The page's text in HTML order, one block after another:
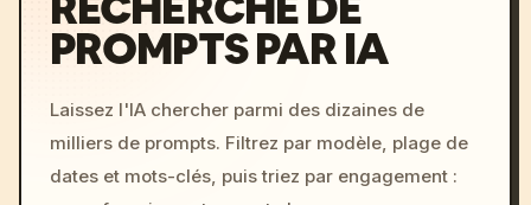
PROMPTS PAR IA
Laissez l'IA chercher parmi des dizaines de
milliers de prompts. Filtrez par modèle, plage de
dates et mots-clés, puis triez par engagement :